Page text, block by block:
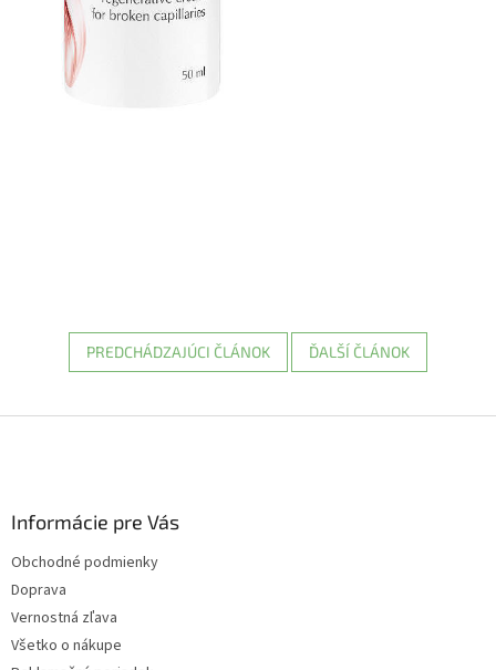
PREDCHÁDZAJÚCI ČLÁNOK ĎALŠÍ ČLÁNOK
Informácie pre Vás
Obchodné podmienky
Doprava
Vernostná zľava
Všetko o nákupe